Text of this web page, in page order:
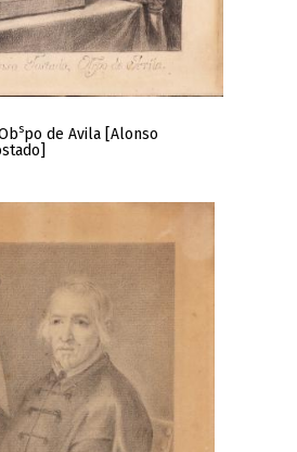
spo de Avila [Alonso